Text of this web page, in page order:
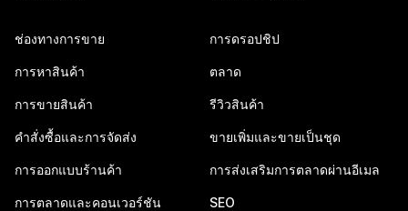
ช่องทางการขาย
การหาสินค้า
การขายสินค้า
คำสั่งซื้อและการจัดส่ง
การออกแบบร้านค้า
การตลาดและคอนเวอร์ชัน
การดรอปชิป
ตลาด
รีวิวสินค้า
ขายเพิ่มและขายเป็นชุด
การส่งเสริมการตลาดผ่านอีเมล
SEO